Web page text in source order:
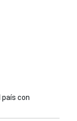
país con